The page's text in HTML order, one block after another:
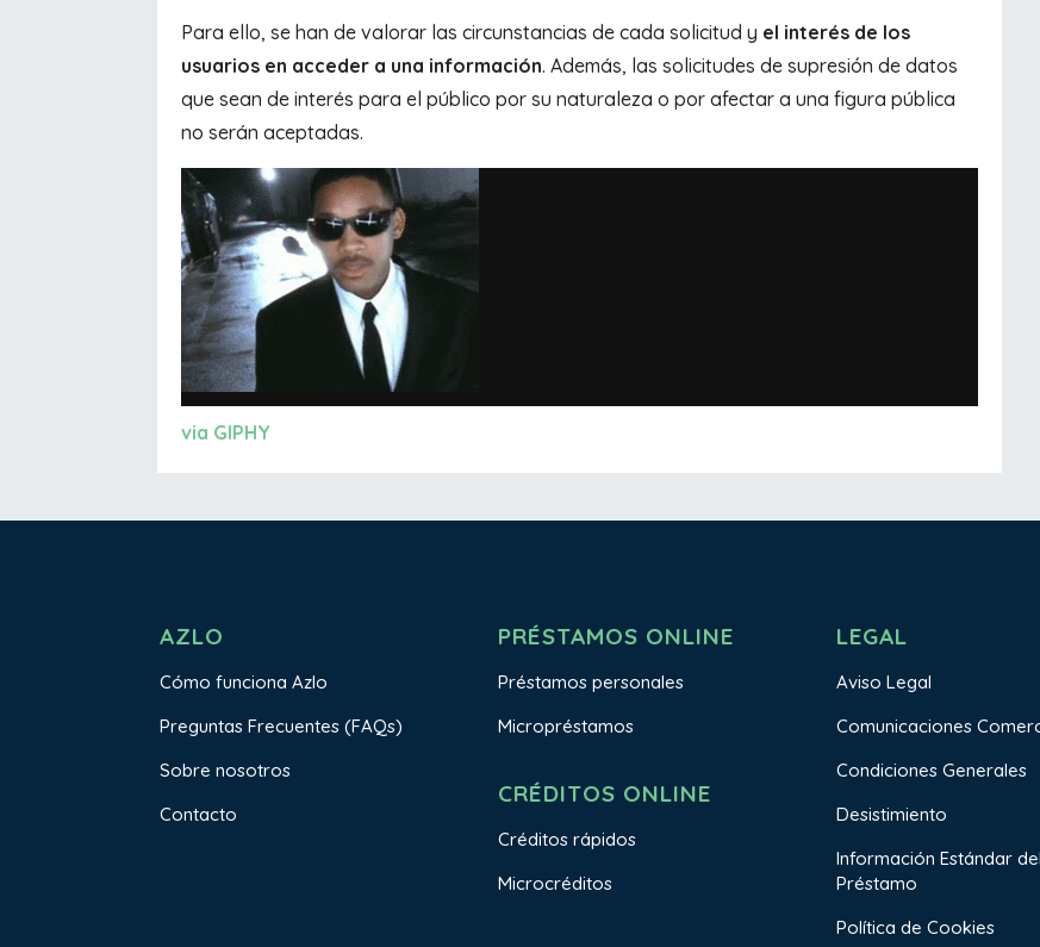
Para ello, se han de valorar las circunstancias de cada solicitud y el interés de los
usuarios en acceder a una información. Además, las solicitudes de supresión de datos
que sean de interés para el público por su naturaleza o por afectar a una figura pública
no serán aceptadas.
via GIPHY
AZLO
Cómo funciona Azlo
Preguntas Frecuentes (FAQs)
Sobre nosotros
Contacto
PRÉSTAMOS ONLINE
Préstamos personales
Micropréstamos
CRÉDITOS ONLINE
Créditos rápidos
Microcréditos
LEGAL
Aviso Legal
Comunicaciones
Condiciones Generales
Desistimiento
Información Estándar del
Préstamo
Política de Cookies